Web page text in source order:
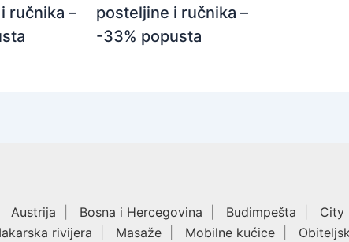
ručnika –
posteljine i ručnika –
-33% popusta
Austrija Bosna i Hercegovina Budimpešta
City
rivijera Masaže Mobilne kućice